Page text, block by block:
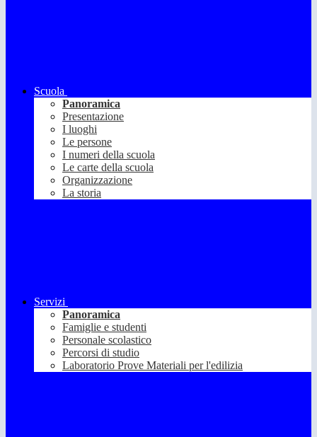
Scuola
Panoramica
Presentazione
I luoghi
Le persone
I numeri della scuola
Le carte della scuola
Organizzazione
La storia
Servizi
Panoramica
Famiglie e studenti
Personale scolastico
Percorsi di studio
Laboratorio Prove Materiali per l'edilizia